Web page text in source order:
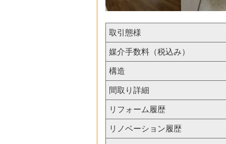
取引態様
媒介手数料（税込み）
構造
間取り詳細
リフォーム履歴
リノベーション履歴